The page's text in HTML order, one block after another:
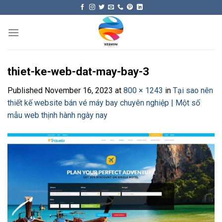
content
thiet-ke-web-dat-may-bay-3
Published November 16, 2023 at 800 × 1243 in Tại sao nên
thiết kế website bán vé máy bay chuyên nghiệp | Một số
mẫu web thịnh hành ngày nay